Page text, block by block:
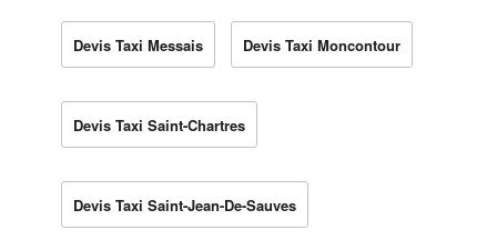
Devis Taxi Messais Devis Taxi Moncontour
Devis Taxi Saint-Chartres
Devis Taxi Saint-Jean-De-Sauves